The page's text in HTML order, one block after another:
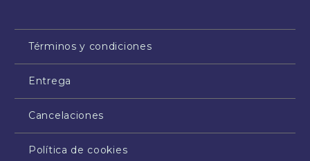
Términos y condiciones
Entrega
Cancelaciones
Política de cookies